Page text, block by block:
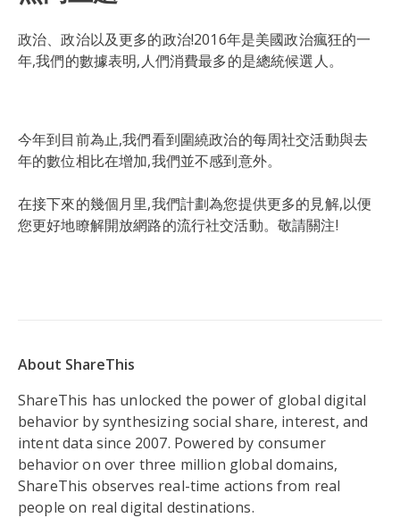
政治、政治以及更多的政治!2016年是美國政治瘋狂的一
年,我們的數據表明,人們消費最多的是總統候選人。
今年到目前為止,我們看到圍繞政治的每周社交活動與去
年的數位相比在增加,我們並不感到意外。
在接下來的幾個月里,我們計劃為您提供更多的見解,以便
您更好地瞭解開放網路的流行社交活動。敬請關注!
About ShareThis
ShareThis has unlocked the power of global digital
behavior by synthesizing social share, interest, and
intent data since 2007. Powered by consumer
behavior on over three million global domains,
ShareThis observes real-time actions from real
people on real digital destinations.